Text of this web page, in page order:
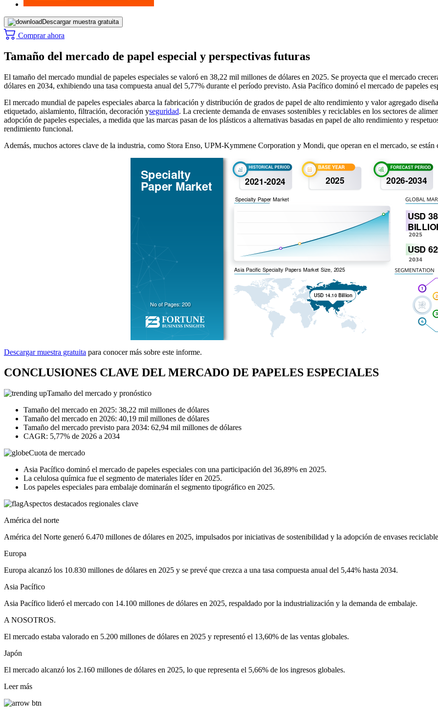
Descargar muestra gratuita
Comprar ahora
Tamaño del mercado de papel especial y perspectivas futuras
El tamaño del mercado mundial de papeles especiales se valoró en 38,22 mil millones de dólares en 2025. Se proyecta que el mercado
dólares en 2034, exhibiendo una tasa compuesta anual del 5,77% durante el período previsto. Asia Pacífico dominó el mercado de papeles
El mercado mundial de papeles especiales abarca la fabricación y distribución de grados de papel de alto rendimiento y valor agregado
etiquetado, aislamiento, filtración, decoración yseguridad. La creciente demanda de envases sostenibles y reciclables en los sectores de
adopción de papeles especiales, a medida que las marcas pasan de los plásticos a alternativas basadas en papel de alto rendimiento y
rendimiento funcional.
Además, muchos actores clave de la industria, como Stora Enso, UPM-Kymmene Corporation y Mondi, que operan en el mercado, se
Descargar muestra gratuita para conocer más sobre este informe.
CONCLUSIONES CLAVE DEL MERCADO DE PAPELES ESPECIALES
Tamaño del mercado y pronóstico
Tamaño del mercado en 2025: 38,22 mil millones de dólares
Tamaño del mercado en 2026: 40,19 mil millones de dólares
Tamaño del mercado previsto para 2034: 62,94 mil millones de dólares
CAGR: 5,77% de 2026 a 2034
Cuota de mercado
Asia Pacífico dominó el mercado de papeles especiales con una participación del 36,89% en 2025.
La celulosa química fue el segmento de materiales líder en 2025.
Los papeles especiales para embalaje dominarán el segmento tipográfico en 2025.
Aspectos destacados regionales clave
América del norte
América del Norte generó 6.470 millones de dólares en 2025, impulsados ​​por iniciativas de sostenibilidad y la adopción de envases
Europa
Europa alcanzó los 10.830 millones de dólares en 2025 y se prevé que crezca a una tasa compuesta anual del 5,44% hasta 2034.
Asia Pacífico
Asia Pacífico lideró el mercado con 14.100 millones de dólares en 2025, respaldado por la industrialización y la demanda de embalaje.
A NOSOTROS.
El mercado estaba valorado en 5.200 millones de dólares en 2025 y representó el 13,60% de las ventas globales.
Japón
El mercado alcanzó los 2.160 millones de dólares en 2025, lo que representa el 5,66% de los ingresos globales.
Leer más